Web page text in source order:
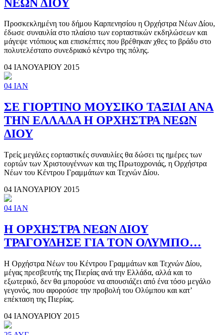
ΝΕΩΝ ΔΙΟΥ
Προσκεκλημένη του δήμου Καρπενησίου η Ορχήστρα Νέων Δίου,
έδωσε συναυλία στο πλαίσιο των εορταστικών εκδηλώσεων και
μάγεψε ντόπιους και επισκέπτες που βρέθηκαν χθες το βράδυ στο
πολυτελέστατο συνεδριακό κέντρο της πόλης.
04 ΙΑΝΟΥΑΡΙΟΥ 2015
04 ΙΑΝ
ΣΕ ΓΙΟΡΤΙΝΟ ΜΟΥΣΙΚΟ ΤΑΞΙΔΙ ΑΝΑ
ΤΗΝ ΕΛΛΑΔΑ Η ΟΡΧΗΣΤΡΑ ΝΕΩΝ
ΔΙΟΥ
Τρείς μεγάλες εορταστικές συναυλίες θα δώσει τις ημέρες των
εορτών των Χριστουγέννων και της Πρωτοχρονιάς, η Ορχήστρα
Νέων του Κέντρου Γραμμάτων και Τεχνών Δίου.
04 ΙΑΝΟΥΑΡΙΟΥ 2015
04 ΙΑΝ
Η ΟΡΧΗΣΤΡΑ ΝΕΩΝ ΔΙΟΥ
ΤΡΑΓΟΥΔΗΣΕ ΓΙΑ ΤΟΝ ΟΛΥΜΠΟ…
Η Ορχήστρα Νέων του Κέντρου Γραμμάτων και Τεχνών Δίου,
μέγας πρεσβευτής της Πιερίας ανά την Ελλάδα, αλλά και το
εξωτερικό, δεν θα μπορούσε να απουσιάζει από ένα τόσο μεγάλο
γεγονός, που αφορούσε την προβολή του Ολύμπου και κατ’
επέκταση της Πιερίας.
04 ΙΑΝΟΥΑΡΙΟΥ 2015